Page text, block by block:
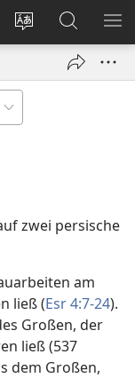
Websitesprache
ändern
Anmelden
(öffnet
Suche
zwei persische
am
ließ (Esr 4:7-24).
Großen, der
ließ (537
dem Großen,